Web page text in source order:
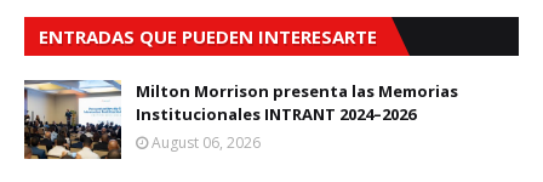
ENTRADAS QUE PUEDEN INTERESARTE
Milton Morrison presenta las Memorias
Institucionales INTRANT 2024–2026
August 06, 2026